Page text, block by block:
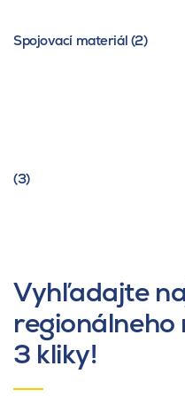
Spojovací materiál (2)
(3)
Vyhľadajte
3 kliky!